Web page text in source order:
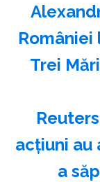
Trei
acţiuni au
a